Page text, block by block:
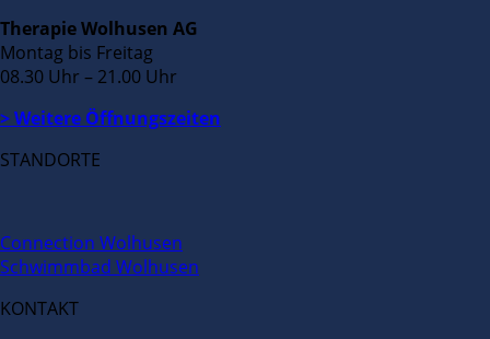
Therapie Wolhusen AG
Montag bis Freitag
08.30 Uhr – 21.00 Uhr
> Weitere Öffnungszeiten
STANDORTE
Connection Wolhusen
Schwimmbad Wolhusen
KONTAKT